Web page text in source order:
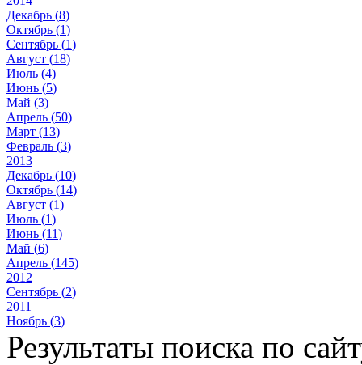
Декабрь (8)
Октябрь (1)
Сентябрь (1)
Август (18)
Июль (4)
Июнь (5)
Май (3)
Апрель (50)
Март (13)
Февраль (3)
2013
Декабрь (10)
Октябрь (14)
Август (1)
Июль (1)
Июнь (11)
Май (6)
Апрель (145)
2012
Сентябрь (2)
2011
Ноябрь (3)
Результаты поиска по